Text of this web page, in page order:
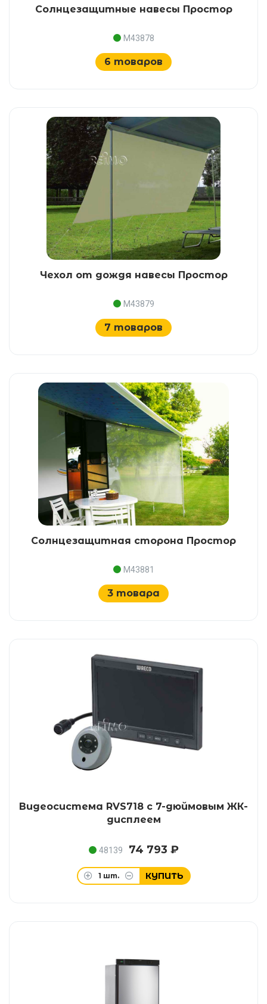
Солнцезащитные навесы Простор
M43878
6 товаров
Чехол от дождя навесы Простор
M43879
7 товаров
Солнцезащитная сторона Простор
M43881
3 товара
Видеосистема RVS718 с 7-дюймовым ЖК-
дисплеем
48139 74 793 ₽
1 шт. КУПИТЬ